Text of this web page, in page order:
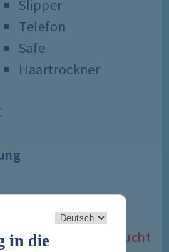
Slipper
Telefon
Safe
Haartrockner
Kabine ausgebucht
in die